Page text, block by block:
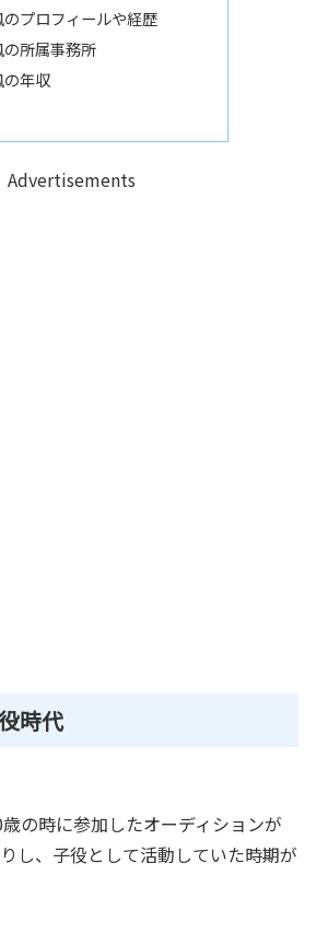
のプロフィールや経歴
の所属事務所
の年収
Advertisements
時代
の時に参加したオーディションが
し、子役として活動していた時期が